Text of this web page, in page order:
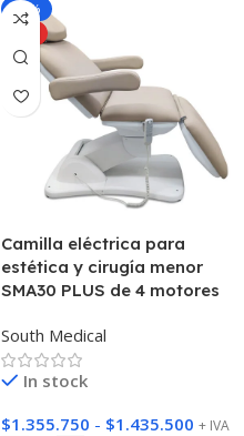
-15%
Camilla eléctrica para
estética y cirugía menor
SMA30 PLUS de 4 motores
South Medical
In stock
$1.355.750 - $1.435.500 + IVA